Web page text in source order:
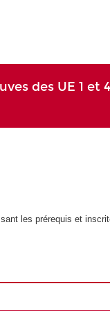
des UE 1 et
les prérequis et